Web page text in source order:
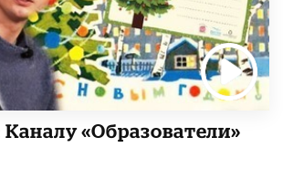
Каналу «Образователи»